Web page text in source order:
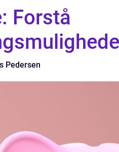
Forstå
Pedersen